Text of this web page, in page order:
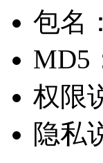
包名：
MD5
权限
隐私